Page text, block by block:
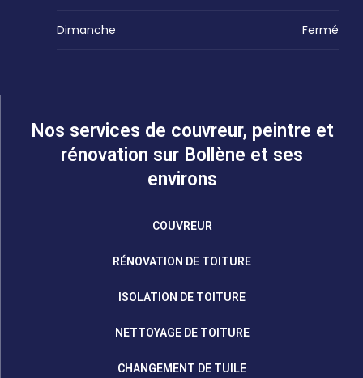
Dimanche Fermé
Nos services de couvreur, peintre et
rénovation sur Bollène et ses
environs
COUVREUR
RÉNOVATION DE TOITURE
ISOLATION DE TOITURE
NETTOYAGE DE TOITURE
CHANGEMENT DE TUILE